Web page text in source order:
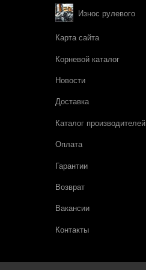
Износ рулевого
Карта сайта
Корневой каталог
Новости
Доставка
Каталог производителей
Оплата
Гарантии
Возврат
Вакансии
Контакты